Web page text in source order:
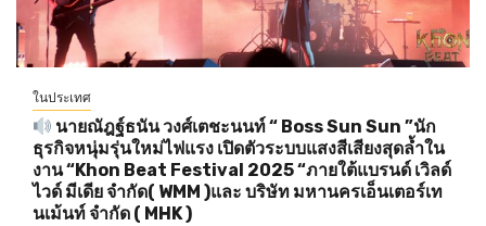
ในประเทศ
นายณัฎฐ์ธนัน วงศ์เตชะนนท์ “ Boss Sun Sun ”นัก
ธุรกิจหนุ่มรุ่นใหม่ไฟแรง เปิดตัวระบบแสงสีเสียงสุดล้ำใน
งาน “Khon Beat Festival 2025 “ภายใต้แบรนด์ เวิลด์
ไวด์ มีเดีย จำกัด( WMM )และ บริษัท มหานครเอ็นเตอร์เท
นเม้นท์ จำกัด ( MHK )